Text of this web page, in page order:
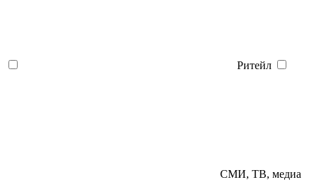
Ритейл
СМИ, ТВ, медиа